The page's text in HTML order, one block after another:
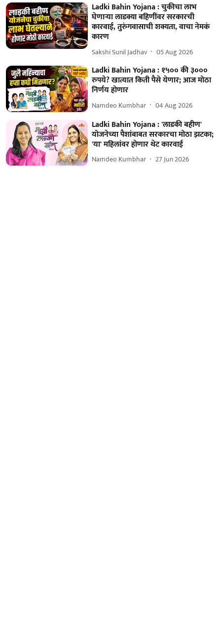
Ladki Bahin Yojana : चुकीचा लाभ
घेणार्‍या लाडक्या बहि‍णींवर सरकारची
कारवाई, तुरुंगवासाची शक्यता, वाचा नेमकं
कारण
Sakshi Sunil Jadhav 05 Aug 2026
Ladki Bahin Yojana : १५०० की ३०००
रुपये? खात्यात किती पैसे येणार; आज मोठा
निर्णय होणार
Namdeo Kumbhar 04 Aug 2026
Ladki Bahin Yojana : 'लाडकी बहीण'
योजनेच्या पैशांबाबत सरकारचा मोठा झटका;
'या' महिलांवर होणार थेट कारवाई
Namdeo Kumbhar 27 Jun 2026